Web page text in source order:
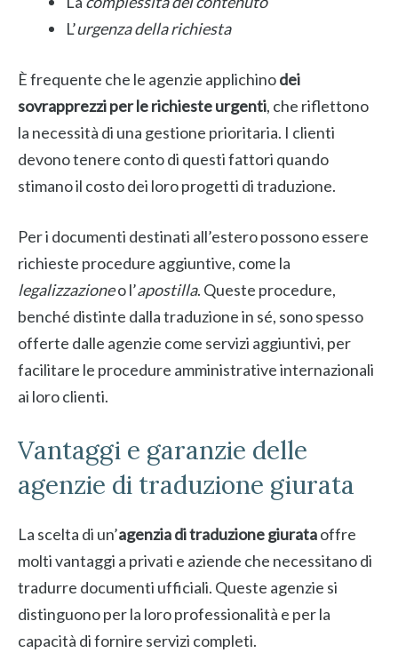
L’urgenza della richiesta
È frequente che le agenzie applichinodei
sovrapprezzi per le richieste urgenti, che riflettono
la necessità di una gestione prioritaria. I clienti
devono tenere conto di questi fattori quando
stimano il costo dei loro progetti di traduzione.
Per i documenti destinati all’estero possono essere
richieste procedure aggiuntive, come la
legalizzazioneo l’apostilla. Queste procedure,
benché distinte dalla traduzione in sé, sono spesso
offerte dalle agenzie come servizi aggiuntivi, per
facilitare le procedure amministrative internazionali
ai loro clienti.
Vantaggi e garanzie delle
agenzie di traduzione giurata
La scelta di un’agenzia di traduzione giurataoffre
molti vantaggi a privati e aziende che necessitano di
tradurre documenti ufficiali. Queste agenzie si
distinguono per la loro professionalità e per la
capacità di fornire servizi completi.